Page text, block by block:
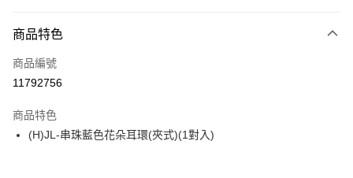
Apple Pay
街口支付
Google Pay
商品特色
商品編號
11792756
商品特色
(H)JL-串珠藍色花朵耳環(夾式)(1對入)